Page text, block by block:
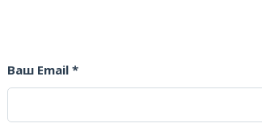
Ваш Email *